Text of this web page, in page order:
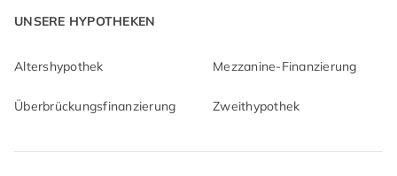
UNSERE HYPOTHEKEN
Altershypothek Mezzanine-Finanzierung
Überbrückungsfinanzierung Zweithypothek